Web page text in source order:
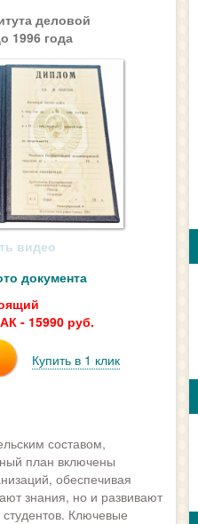
деловой
1996 года
видео
документа
- 15990 руб.
Купить в 1 клик
составом,
план включены
обеспечивая
знания, но и развивают
Ключевые